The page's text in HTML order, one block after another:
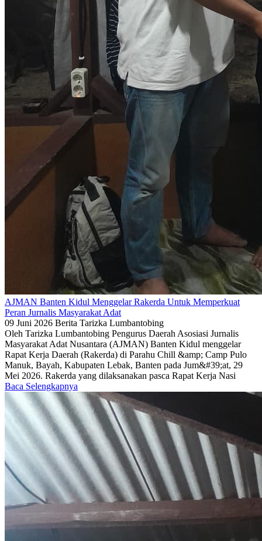
AJMAN Banten Kidul Menggelar Rakerda Untuk Memperkuat
Peran Jurnalis Masyarakat Adat
09 Juni 2026 Berita Tarizka Lumbantobing
Oleh Tarizka Lumbantobing Pengurus Daerah Asosiasi Jurnalis
Masyarakat Adat Nusantara (AJMAN) Banten Kidul menggelar
Rapat Kerja Daerah (Rakerda) di Parahu Chill &amp; Camp Pulo
Manuk, Bayah, Kabupaten Lebak, Banten pada Jum&#39;at, 29
Mei 2026. Rakerda yang dilaksanakan pasca Rapat Kerja Nasi
Baca Selengkapnya